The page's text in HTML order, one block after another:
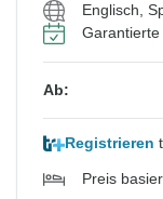
Englisch,
Ab:
Registrieren
Preis